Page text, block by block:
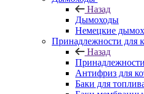
Назад
Дымоходы
Немецкие
Принадлежности для
Назад
Антифриз для
Баки для